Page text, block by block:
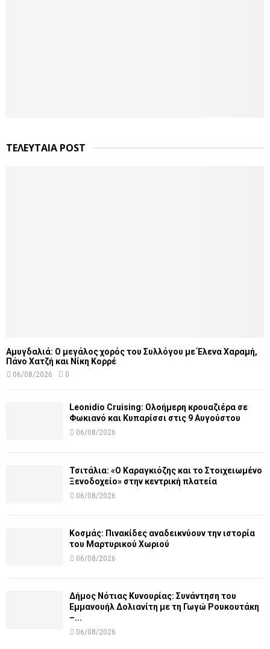
ΤΕΛΕΥΤΑΙΑ POST
Αμυγδαλιά: Ο μεγάλος χορός του Συλλόγου με Έλενα Χαραμή,
Πάνο Χατζή και Νίκη Κορρέ
06/08/2026 0
Leonidio Cruising: Ολοήμερη κρουαζιέρα σε
Φωκιανό και Κυπαρίσσι στις 9 Αυγούστου
06/08/2026
Τσιτάλια: «Ο Καραγκιόζης και το Στοιχειωμένο
Ξενοδοχείο» στην κεντρική πλατεία
06/08/2026
Κοσμάς: Πινακίδες αναδεικνύουν την ιστορία
του Μαρτυρικού Χωριού
06/08/2026
Δήμος Νότιας Κυνουρίας: Συνάντηση του
Εμμανουήλ Δολιανίτη με τη Γωγώ Ρουκουτάκη
–...
06/08/2026